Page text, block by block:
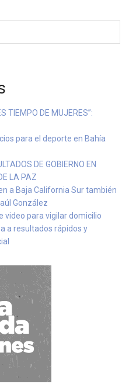
TIEMPO DE MUJERES”:
para el deporte en Bahía
DE GOBIERNO EN
LA PAZ
a Baja California Sur también
González
video para vigilar domicilio
a resultados rápidos y